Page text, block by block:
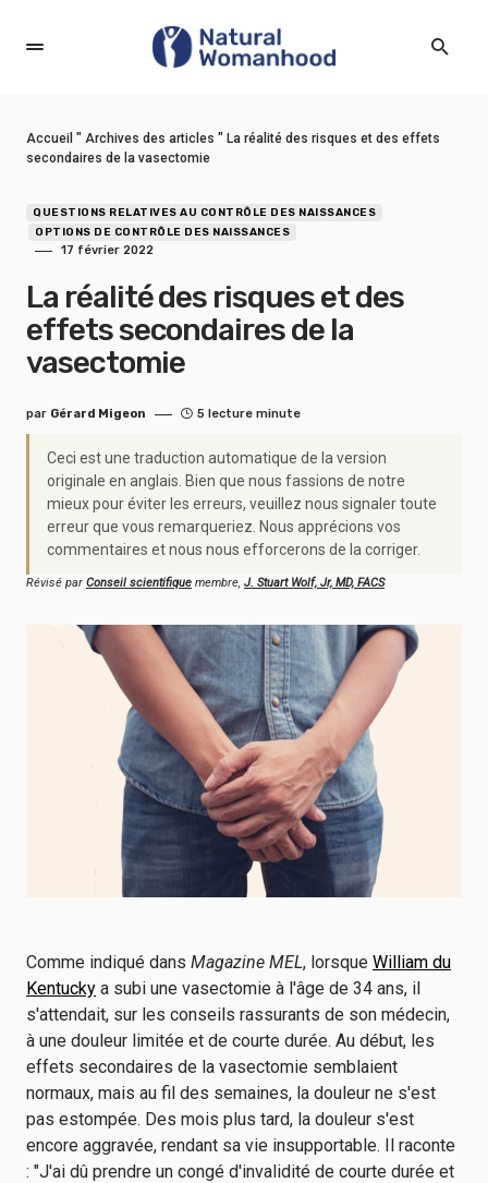
Accueil " Archives des articles " La réalité des risques et des effets
secondaires de la vasectomie
QUESTIONS RELATIVES AU CONTRÔLE DES NAISSANCES
OPTIONS DE CONTRÔLE DES NAISSANCES
17 février 2022
La réalité des risques et des
effets secondaires de la
vasectomie
par Gérard Migeon 5 lecture minute
Ceci est une traduction automatique de la version
originale en anglais. Bien que nous fassions de notre
mieux pour éviter les erreurs, veuillez nous signaler toute
erreur que vous remarqueriez. Nous apprécions vos
commentaires et nous nous efforcerons de la corriger.
Révisé par Conseil scientifique membre, J. Stuart Wolf, Jr, MD, FACS
Comme indiqué dans Magazine MEL, lorsque William du
Kentucky a subi une vasectomie à l'âge de 34 ans, il
s'attendait, sur les conseils rassurants de son médecin,
à une douleur limitée et de courte durée. Au début, les
effets secondaires de la vasectomie semblaient
normaux, mais au fil des semaines, la douleur ne s'est
pas estompée. Des mois plus tard, la douleur s'est
encore aggravée, rendant sa vie insupportable. Il raconte
: "J'ai dû prendre un congé d'invalidité de courte durée et